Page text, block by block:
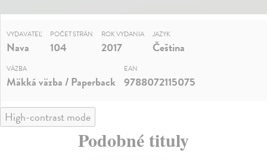
VYDAVATEĽ
Nava
POČET STRÁN
104
ROK VYDANIA
2017
JAZYK
Čeština
VÄZBA
Mäkká väzba / Paperback
EAN
9788072115075
High-contrast mode
Podobné tituly